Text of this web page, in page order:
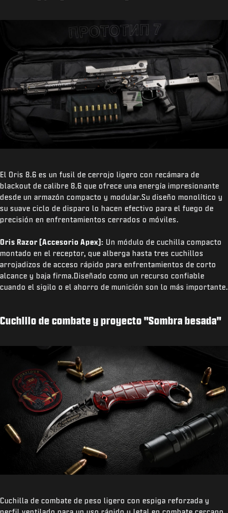
El Oris 8.6 es un fusil de cerrojo ligero con recámara de
blackout de calibre 8.6 que ofrece una energía impresionante
desde un armazón compacto y modular.Su diseño monolítico y
su suave ciclo de disparo lo hacen efectivo para el fuego de
precisión en enfrentamientos cerrados o móviles.
Oris Razor (Accesorio Apex): Un módulo de cuchilla compacto
montado en el receptor, que alberga hasta tres cuchillos
arrojadizos de acceso rápido para enfrentamientos de corto
alcance y baja firma.Diseñado como un recurso confiable
cuando el sigilo o el ahorro de munición son lo más importante.
Cuchillo de combate y proyecto "Sombra besada"
Cuchilla de combate de peso ligero con espiga reforzada y